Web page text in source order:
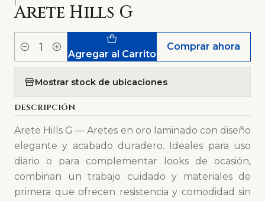
Arete Hills G
Cantidad Agregar al Carrito
Comprar ahora
Mostrar stock de ubicaciones
DESCRIPCIÓN
Arete Hills G — Aretes en oro laminado con diseño
elegante y acabado duradero. Ideales para uso
diario o para complementar looks de ocasión,
combinan un trabajo cuidado y materiales de
primera que ofrecen resistencia y comodidad sin